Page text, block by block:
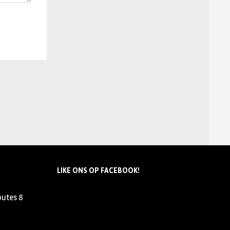
8
LIKE ONS OP FACEBOOK!